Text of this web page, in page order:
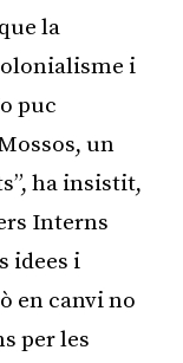
la
i
puc
un
ha insistit,
Interns
idees i
en canvi no
per les